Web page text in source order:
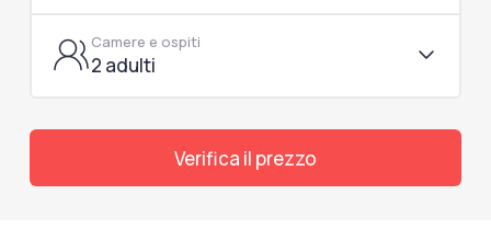
Camere e ospiti
2 adulti
Verifica il prezzo